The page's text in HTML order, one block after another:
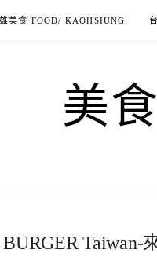
美食 FOOD/ KAOHSIUNG
美